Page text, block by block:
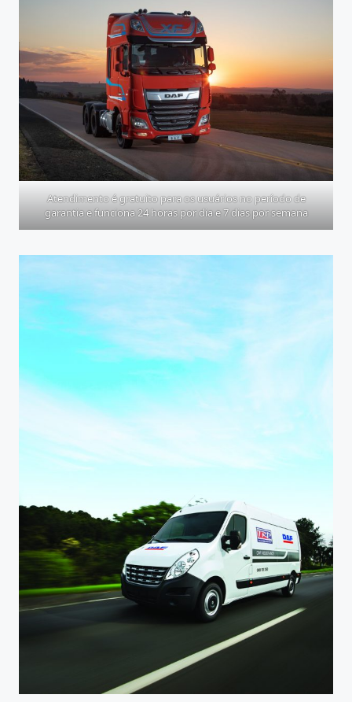
Atendimento é gratuito para os usuários no período de
garantia e funciona 24 horas por dia e 7 dias por semana